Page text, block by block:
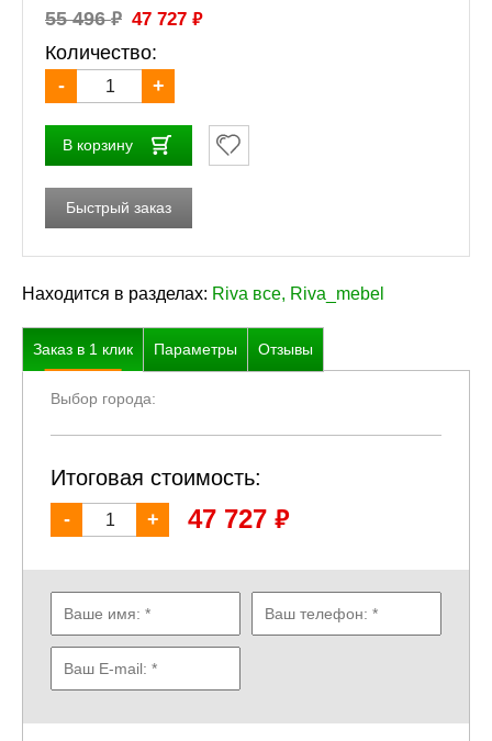
55 496₽ 47 727 ₽
Количество:
-
+
В корзину
Быстрый заказ
Находится в разделах: Riva все, Riva_mebel
Заказ в 1 клик Параметры Отзывы
Выбор города:
Итоговая стоимость:
- + 47 727 ₽